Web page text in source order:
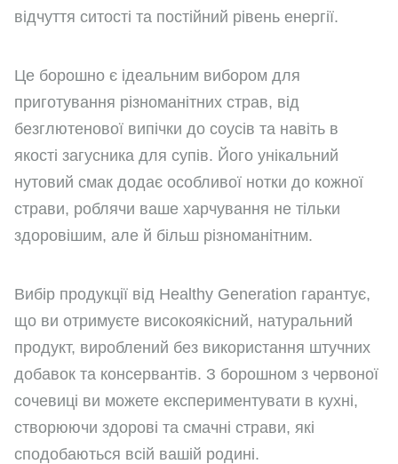
відчуття ситості та постійний рівень енергії.
Це борошно є ідеальним вибором для
приготування різноманітних страв, від
безглютенової випічки до соусів та навіть в
якості загусника для супів. Його унікальний
нутовий смак додає особливої нотки до кожної
страви, роблячи ваше харчування не тільки
здоровішим, але й більш різноманітним.
Вибір продукції від Healthy Generation гарантує,
що ви отримуєте високоякісний, натуральний
продукт, вироблений без використання штучних
добавок та консервантів. З борошном з червоної
сочевиці ви можете експериментувати в кухні,
створюючи здорові та смачні страви, які
сподобаються всій вашій родині.